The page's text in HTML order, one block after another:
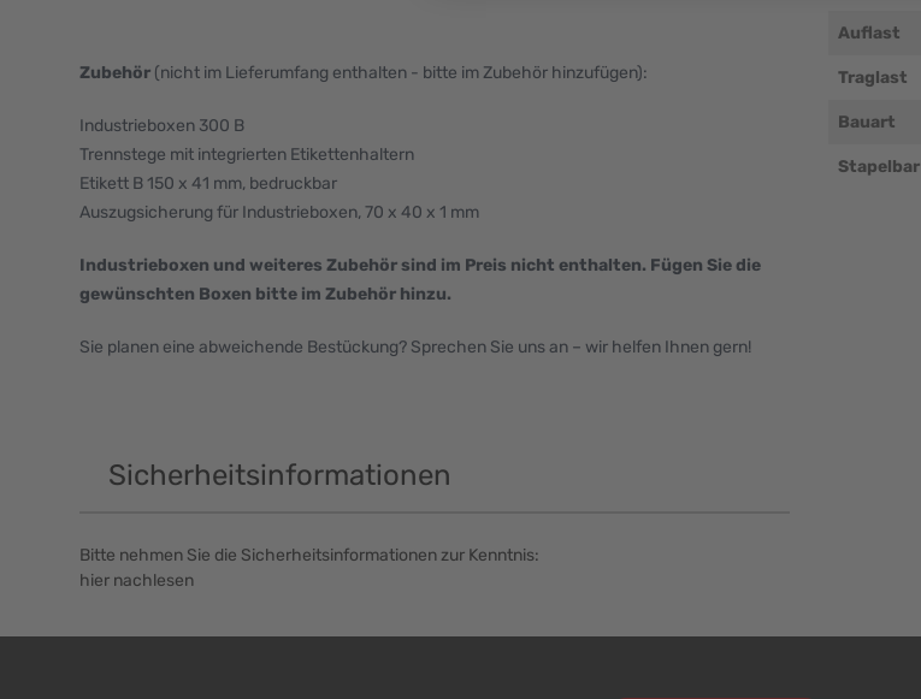
Zubehör (nicht im Lieferumfang enthalten - bitte im Zubehör hinzufügen):
Industrieboxen 300 B
Trennstege mit integrierten Etikettenhaltern
Etikett B 150 x 41 mm, bedruckbar
Auszugsicherung für Industrieboxen, 70 x 40 x 1 mm
Industrieboxen und weiteres Zubehör sind im Preis nicht enthalten. Fügen Sie die
gewünschten Boxen bitte im Zubehör hinzu.
Sie planen eine abweichende Bestückung? Sprechen Sie uns an – wir helfen Ihnen gern!
Auflast
Traglast
Bauart
Stapelbar
Sicherheitsinformationen
Bitte nehmen Sie die Sicherheitsinformationen zur Kenntnis:
hier nachlesen